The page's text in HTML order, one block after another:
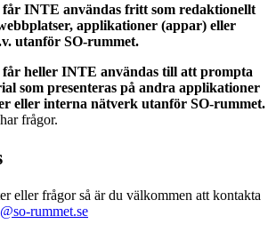
får INTE användas fritt som redaktionellt
applikationer (appar) eller
utanför SO-rummet.
får heller INTE användas till att prompta
som presenteras på andra applikationer
eller interna nätverk utanför SO-rummet.
frågor.
eller frågor så är du välkommen att kontakta
rummet.se